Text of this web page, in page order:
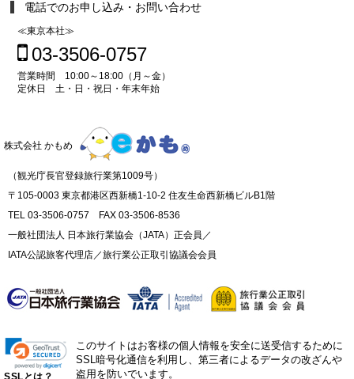
電話でのお申し込み・お問い合わせ
≪東京本社≫
03-3506-0757
営業時間 10:00～18:00（月～金）
定休日 土・日・祝日・年末年始
株式会社 かもめ
（観光庁長官登録旅行業第1009号）
〒105-0003 東京都港区西新橋1-10-2 住友生命西新橋ビルB1階
TEL 03-3506-0757 FAX 03-3506-8536
一般社団法人 日本旅行業協会（JATA）正会員／
IATA公認旅客代理店／旅行業公正取引協議会会員
SSLとは？
このサイトはお客様の個人情報を安全に送受信するために
SSL暗号化通信を利用し、第三者によるデータの改ざんや
盗用を防いでいます。